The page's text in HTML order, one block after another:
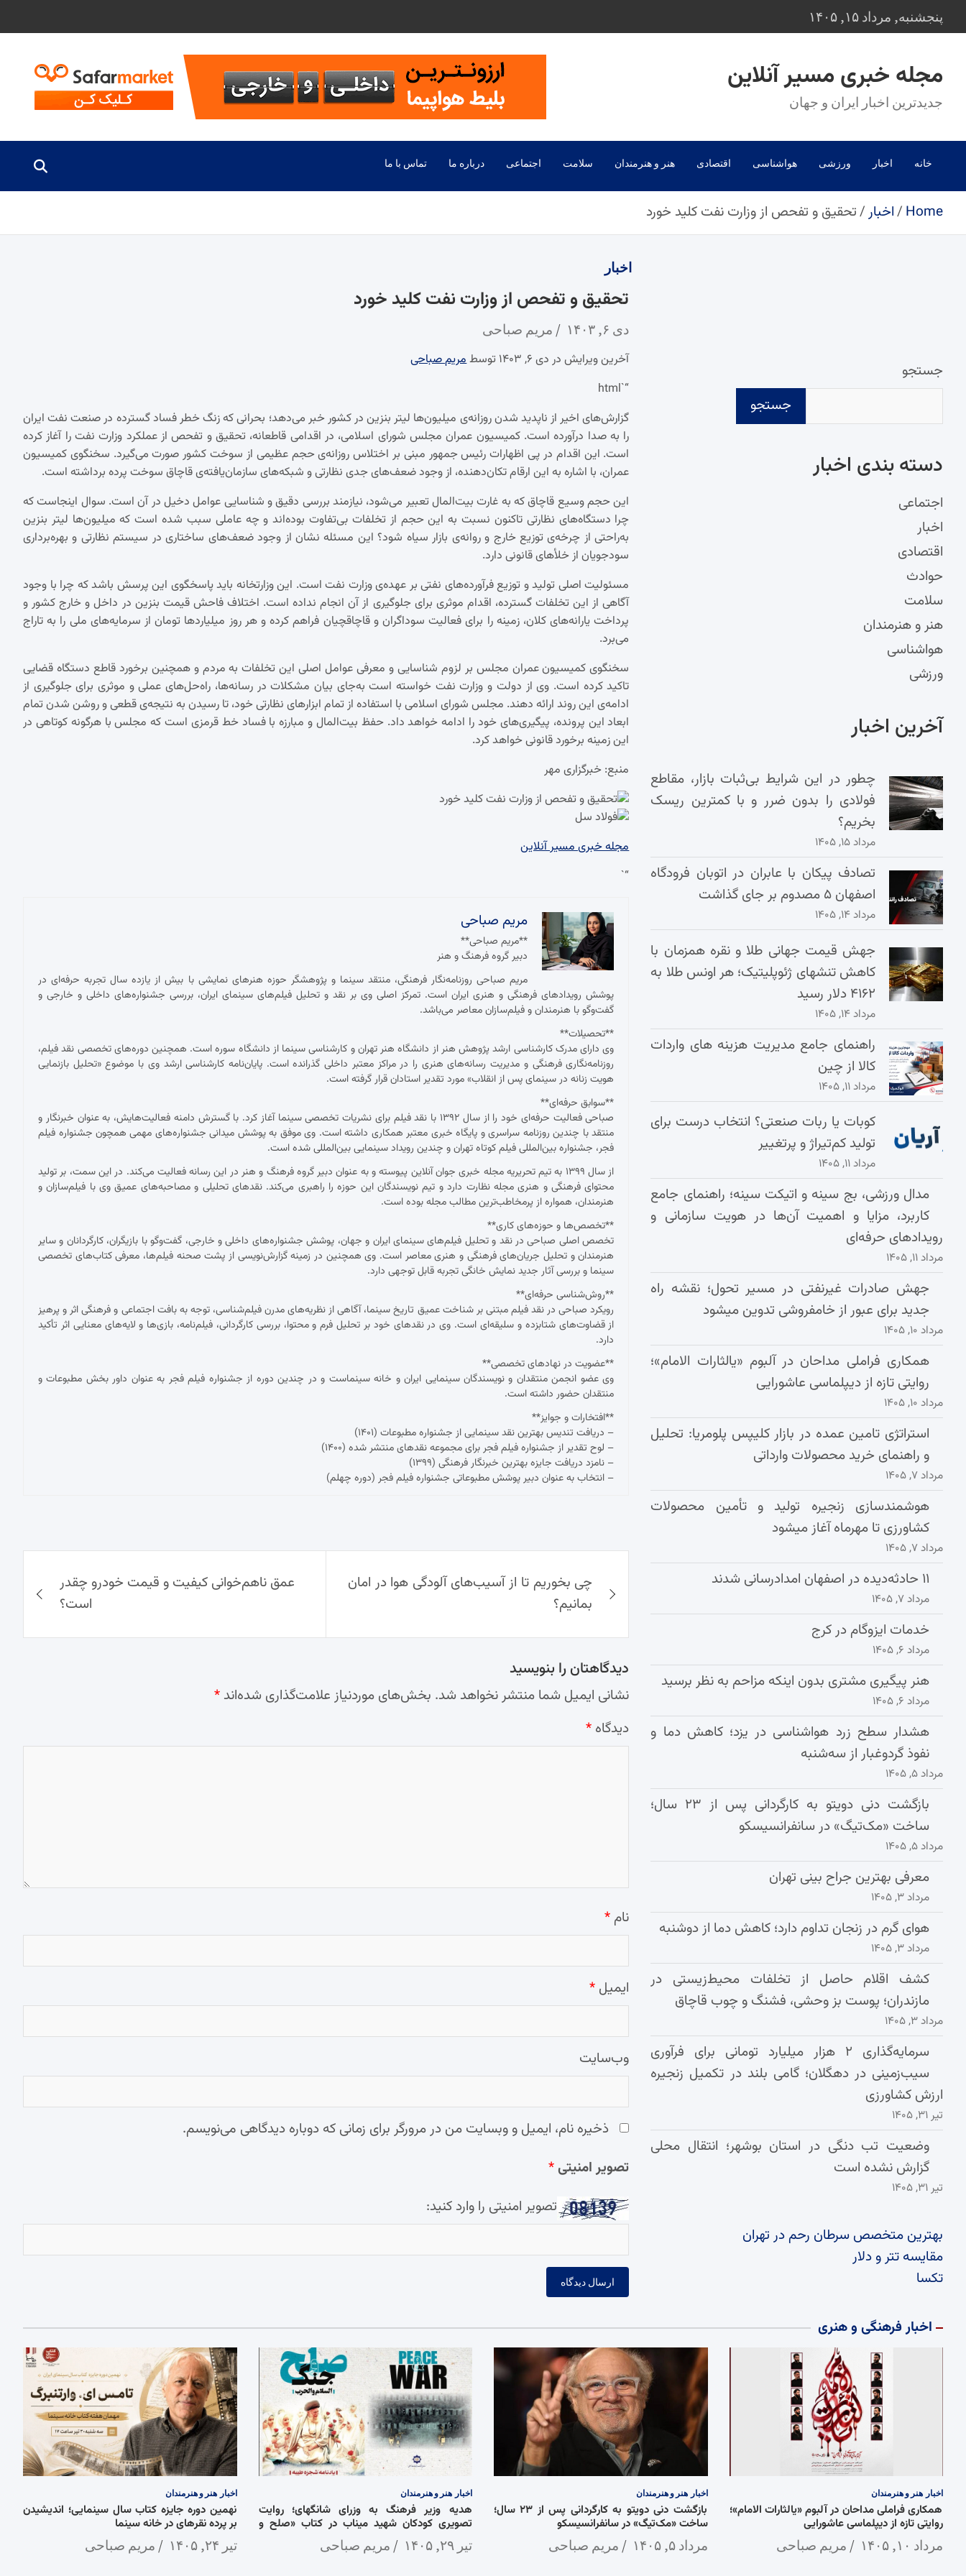
to
پنجشنبه, مرداد ۱۵, ۱۴۰۵
مجله خبری مسیر آنلاین
جدیدترین اخبار ایران و جهان
خانه اخبار ورزشی هواشناسی اقتصادی هنر و هنرمندان سلامت اجتماعی درباره ما تماس با ما
Home اخبار تحقیق و تفحص از وزارت نفت کلید خورد
اخبار
تحقیق و تفحص از وزارت نفت کلید خورد
دی ۶, ۱۴۰۳ مریم صباحی
آخرین ویرایش در دی ۶, ۱۴۰۳ توسط
مریم صباحی
“`html
گزارش‌های اخیر از ناپدید شدن روزانه‌ی میلیون‌ها لیتر بنزین در کشور خبر می‌دهد؛ بحرانی که زنگ خطر فساد گسترده در صنعت نفت ایران
را به صدا درآورده است. کمیسیون عمران مجلس شورای اسلامی، در اقدامی قاطعانه، تحقیق و تفحص از عملکرد وزارت نفت را آغاز کرده
است. این اقدام در پی اظهارات رئیس جمهور مبنی بر اختلاس روزانه‌ی حجم عظیمی از سوخت کشور صورت می‌گیرد. سخنگوی کمیسیون
عمران، با اشاره به این ارقام تکان‌دهنده، از وجود ضعف‌های جدی نظارتی و شبکه‌های سازمان‌یافته‌ی قاچاق سوخت پرده برداشته است.
این حجم وسیع قاچاق که به غارت بیت‌المال تعبیر می‌شود، نیازمند بررسی دقیق و شناسایی عوامل دخیل در آن است. سوال اینجاست که
چرا دستگاه‌های نظارتی تاکنون نسبت به این حجم از تخلفات بی‌تفاوت بوده‌اند و چه عاملی سبب شده است که میلیون‌ها لیتر بنزین
به‌راحتی از چرخه‌ی توزیع خارج و روانه‌ی بازار سیاه شود؟ این مسئله نشان از وجود ضعف‌های ساختاری در سیستم نظارتی و بهره‌برداری
سودجویان از خلأهای قانونی دارد.
مسئولیت اصلی تولید و توزیع فرآورده‌های نفتی بر عهده‌ی وزارت نفت است. این وزارتخانه باید پاسخگوی این پرسش باشد که چرا با وجود
آگاهی از این تخلفات گسترده، اقدام موثری برای جلوگیری از آن انجام نداده است. اختلاف فاحش قیمت بنزین در داخل و خارج کشور و
پرداخت یارانه‌های کلان، زمینه را برای فعالیت سوداگران و قاچاقچیان فراهم کرده و هر روز میلیاردها تومان از سرمایه‌های ملی را به تاراج
می‌برد.
سخنگوی کمیسیون عمران مجلس بر لزوم شناسایی و معرفی عوامل اصلی این تخلفات به مردم و همچنین برخورد قاطع دستگاه قضایی
تاکید کرده است. وی از دولت و وزارت نفت خواسته است به‌جای بیان مشکلات در رسانه‌ها، راه‌حل‌های عملی و موثری برای جلوگیری از
ادامه‌ی این روند ارائه دهند. مجلس شورای اسلامی با استفاده از تمام ابزارهای نظارتی خود، تا رسیدن به نتیجه‌ی قطعی و روشن شدن تمام
ابعاد این پرونده، پیگیری‌های خود را ادامه خواهد داد. حفظ بیت‌المال و مبارزه با فساد خط قرمزی است که مجلس با هرگونه کوتاهی در
این زمینه برخورد قانونی خواهد کرد.
منبع: خبرگزاری مهر
مجله خبری مسیر آنلاین
“`
مریم صباحی
**مریم صباحی**
دبیر گروه فرهنگ و هنر
مریم صباحی روزنامه‌نگار فرهنگی، منتقد سینما و پژوهشگر حوزه هنرهای نمایشی با بیش از یازده سال تجربه حرفه‌ای در
پوشش رویدادهای فرهنگی و هنری ایران است. تمرکز اصلی وی بر نقد و تحلیل فیلم‌های سینمای ایران، بررسی جشنواره‌های داخلی و خارجی و
گفت‌وگو با هنرمندان و فیلم‌سازان معاصر می‌باشد.
**تحصیلات**
وی دارای مدرک کارشناسی ارشد پژوهش هنر از دانشگاه هنر تهران و کارشناسی سینما از دانشگاه سوره است. همچنین دوره‌های تخصصی نقد فیلم،
روزنامه‌نگاری فرهنگی و مدیریت رسانه‌های هنری را در مراکز معتبر داخلی گذرانده است. پایان‌نامه کارشناسی ارشد وی با موضوع «تحلیل بازنمایی
هویت زنانه در سینمای پس از انقلاب» مورد تقدیر استادان قرار گرفته است.
**سوابق حرفه‌ای**
صباحی فعالیت حرفه‌ای خود را از سال ۱۳۹۲ با نقد فیلم برای نشریات تخصصی سینما آغاز کرد. با گسترش دامنه فعالیت‌هایش، به عنوان خبرنگار و
منتقد با چندین روزنامه سراسری و پایگاه خبری معتبر همکاری داشته است. وی موفق به پوشش میدانی جشنواره‌های مهمی همچون جشنواره فیلم
فجر، جشنواره بین‌المللی فیلم کوتاه تهران و چندین رویداد سینمایی بین‌المللی شده است.
از سال ۱۳۹۹ به تیم تحریریه مجله خبری جوان آنلاین پیوسته و به عنوان دبیر گروه فرهنگ و هنر در این رسانه فعالیت می‌کند. در این سمت، بر تولید
محتوای فرهنگی و هنری مجله نظارت دارد و تیم نویسندگان این حوزه را راهبری می‌کند. نقدهای تحلیلی و مصاحبه‌های عمیق وی با فیلم‌سازان و
هنرمندان، همواره از پرمخاطب‌ترین مطالب مجله بوده است.
**تخصص‌ها و حوزه‌های کاری**
تخصص اصلی صباحی در نقد و تحلیل فیلم‌های سینمای ایران و جهان، پوشش جشنواره‌های داخلی و خارجی، گفت‌وگو با بازیگران، کارگردانان و سایر
هنرمندان و تحلیل جریان‌های فرهنگی و هنری معاصر است. وی همچنین در زمینه گزارش‌نویسی از پشت صحنه فیلم‌ها، معرفی کتاب‌های تخصصی
سینما و بررسی آثار جدید نمایش خانگی تجربه قابل توجهی دارد.
**روش‌شناسی حرفه‌ای**
رویکرد صباحی در نقد فیلم مبتنی بر شناخت عمیق تاریخ سینما، آگاهی از نظریه‌های مدرن فیلم‌شناسی، توجه به بافت اجتماعی و فرهنگی اثر و پرهیز
از قضاوت‌های شتابزده و سلیقه‌ای است. وی در نقدهای خود بر تحلیل فرم و محتوا، بررسی کارگردانی، فیلم‌نامه، بازی‌ها و لایه‌های معنایی اثر تأکید
دارد.
**عضویت در نهادهای تخصصی**
وی عضو انجمن منتقدان و نویسندگان سینمایی ایران و خانه سینماست و در چندین دوره از جشنواره فیلم فجر به عنوان داور بخش مطبوعات و
منتقدان حضور داشته است.
**افتخارات و جوایز**
– دریافت تندیس بهترین نقد سینمایی از جشنواره مطبوعات (۱۴۰۱)
– لوح تقدیر از جشنواره فیلم فجر برای مجموعه نقدهای منتشر شده (۱۴۰۰)
– نامزد دریافت جایزه بهترین خبرنگار فرهنگی (۱۳۹۹)
– انتخاب به عنوان دبیر پوشش مطبوعاتی جشنواره فیلم فجر (دوره چهلم)
نوشته‌ها
چی بخوریم تا از آسیب‌های آلودگی هوا در امان
بمانیم؟
عمق ناهم‌خوانی کیفیت و قیمت خودرو چقدر
است؟
دیدگاهتان را بنویسید
نشانی ایمیل شما منتشر نخواهد شد. بخش‌های موردنیاز علامت‌گذاری شده‌اند *
دیدگاه *
نام *
ایمیل *
وب‌سایت
ذخیره نام، ایمیل و وبسایت من در مرورگر برای زمانی که دوباره دیدگاهی می‌نویسم.
تصویر امنیتی*
تصویر امنیتی را وارد کنید:
جستجو
جستجو
دسته‌ بندی اخبار
اجتماعی
اخبار
اقتصادی
حوادث
سلامت
هنر و هنرمندان
هواشناسی
ورزشی
آخرین اخبار
چطور در این شرایط بی‌ثبات بازار، مقاطع
فولادی را بدون ضرر و با کمترین ریسک
بخریم؟
مرداد ۱۵, ۱۴۰۵
تصادف پیکان با عابران در اتوبان فرودگاه
اصفهان ۵ مصدوم بر جای گذاشت
مرداد ۱۴, ۱۴۰۵
جهش قیمت جهانی طلا و نقره همزمان با
کاهش تنشهای ژئوپلیتیک؛ هر اونس طلا به
۴۱۶۲ دلار رسید
مرداد ۱۴, ۱۴۰۵
راهنمای جامع مدیریت هزینه‌ های واردات
کالا از چین
مرداد ۱۱, ۱۴۰۵
کوبات یا ربات صنعتی؟ انتخاب درست برای
تولید کم‌تیراژ و پرتغییر
مرداد ۱۱, ۱۴۰۵
مدال ورزشی، بج سینه و اتیکت سینه؛ راهنمای جامع
کاربرد، مزایا و اهمیت آن‌ها در هویت سازمانی و
رویدادهای حرفه‌ای
مرداد ۱۱, ۱۴۰۵
جهش صادرات غیرنفتی در مسیر تحول؛ نقشه راه
جدید برای عبور از خامفروشی تدوین میشود
مرداد ۱۰, ۱۴۰۵
همکاری فراملی مداحان در آلبوم «یالثارات الامام»؛
روایتی تازه از دیپلماسی عاشورایی
مرداد ۱۰, ۱۴۰۵
استراتژی تامین عمده در بازار کلیپس پلومریا: تحلیل
و راهنمای خرید محصولات وارداتی
مرداد ۷, ۱۴۰۵
هوشمندسازی زنجیره تولید و تأمین محصولات
کشاورزی تا مهرماه آغاز میشود
مرداد ۷, ۱۴۰۵
۱۱ حادثه‌دیده در اصفهان امدادرسانی شدند
مرداد ۷, ۱۴۰۵
خدمات ایزوگام در کرج
مرداد ۶, ۱۴۰۵
هنر پیگیری مشتری بدون اینکه مزاحم به نظر برسید
مرداد ۶, ۱۴۰۵
هشدار سطح زرد هواشناسی در یزد؛ کاهش دما و
نفوذ گردوغبار از سه‌شنبه
مرداد ۵, ۱۴۰۵
بازگشت دنی دویتو به کارگردانی پس از ۲۳ سال؛
ساخت «مک‌تیگ» در سانفرانسیسکو
مرداد ۵, ۱۴۰۵
معرفی بهترین جراح بینی تهران
مرداد ۳, ۱۴۰۵
هوای گرم در زنجان تداوم دارد؛ کاهش دما از دوشنبه
مرداد ۳, ۱۴۰۵
کشف اقلام حاصل از تخلفات محیط‌زیستی در
مازندران؛ پوست بز وحشی، فشنگ و چوب قاچاق
مرداد ۳, ۱۴۰۵
سرمایه‌گذاری ۲ هزار میلیارد تومانی برای فرآوری
سیب‌زمینی در دهگلان؛ گامی بلند در تکمیل زنجیره
ارزش کشاورزی
تیر ۳۱, ۱۴۰۵
وضعیت تب دنگی در استان بوشهر؛ انتقال محلی
گزارش نشده است
تیر ۳۱, ۱۴۰۵
بهترین متخصص سرطان رحم در تهران
مقایسه تتر و دلار
تکسا
اخبار فرهنگی و هنری
اخبار هنر و هنرمندان
همکاری فراملی مداحان در آلبوم «یالثارات الامام»؛
روایتی تازه از دیپلماسی عاشورایی
مرداد ۱۰, ۱۴۰۵ مریم صباحی
اخبار هنر و هنرمندان
بازگشت دنی دویتو به کارگردانی پس از ۲۳ سال؛
ساخت «مک‌تیگ» در سانفرانسیسکو
مرداد ۵, ۱۴۰۵ مریم صباحی
اخبار هنر و هنرمندان
هدیه وزیر فرهنگ به وزرای شانگهای؛ روایت
تصویری کودکان شهید میناب در کتاب «صلح و
تیر ۲۹, ۱۴۰۵ مریم صباحی
اخبار هنر و هنرمندان
نهمین دوره جایزه کتاب سال سینمایی؛ اندیشیدن
بر پرده نقرهای در خانه سینما
تیر ۲۴, ۱۴۰۵ مریم صباحی